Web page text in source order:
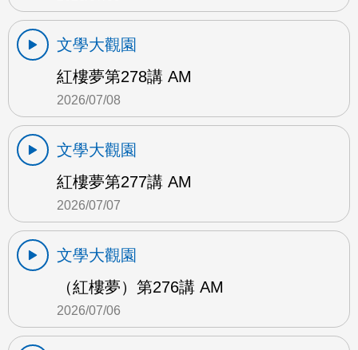
文學大觀園
紅樓夢第278講 AM
2026/07/08
文學大觀園
紅樓夢第277講 AM
2026/07/07
文學大觀園
（紅樓夢）第276講 AM
2026/07/06